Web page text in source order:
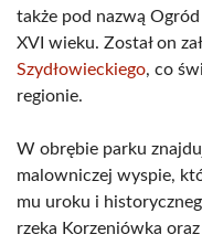
także pod nazwą
XVI wieku. Został on
Szydłowieckiego, co
regionie.
W obrębie parku
malowniczej wyspie,
mu uroku i
rzeka Korzeniówka